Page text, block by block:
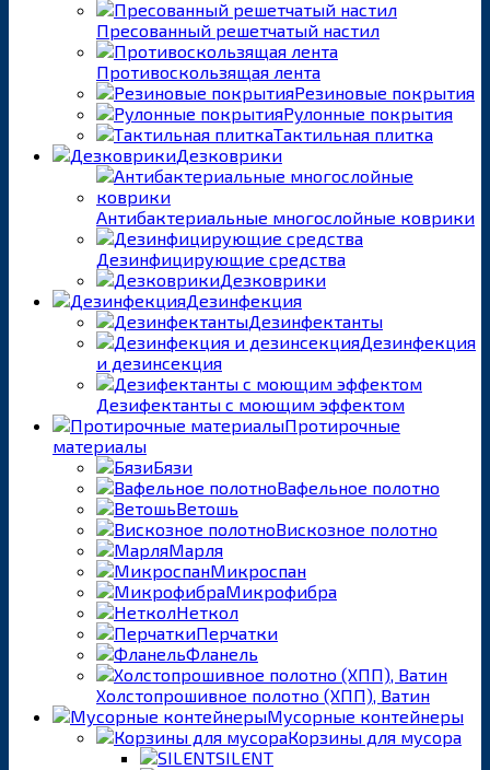
Пресованный решетчатый настил
Противоскользящая лента
Резиновые покрытия
Рулонные покрытия
Тактильная плитка
Дезковрики
Антибактериальные многослойные коврики
Дезинфицирующие средства
Дезковрики
Дезинфекция
Дезинфектанты
Дезинфекция
и дезинсекция
Дезифектанты с моющим эффектом
Протирочные
материалы
Бязи
Вафельное полотно
Ветошь
Вискозное полотно
Марля
Микроспан
Микрофибра
Неткол
Перчатки
Фланель
Холстопрошивное полотно (ХПП), Ватин
Мусорные контейнеры
Корзины для мусора
SILENT